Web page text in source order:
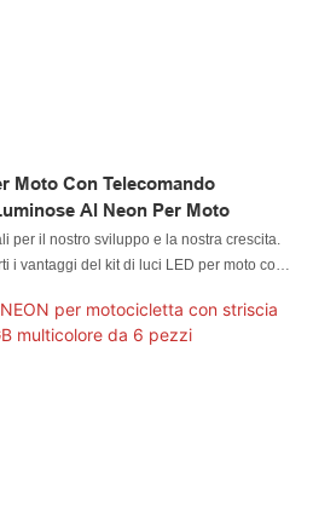
Moto Con Telecomando
Al Neon Per Moto
per il nostro sviluppo e la nostra crescita.
i vantaggi del kit di luci LED per moto con
stati notevolmente ampliati. Nel campo
è di grande valore